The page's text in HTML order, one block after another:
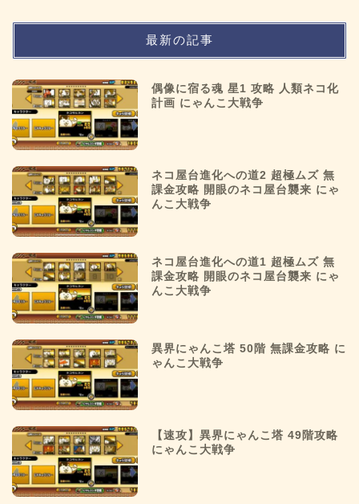
最新の記事
偶像に宿る魂 星1 攻略 人類ネコ化
計画 にゃんこ大戦争
ネコ屋台進化への道2 超極ムズ 無
課金攻略 開眼のネコ屋台襲来 にゃ
んこ大戦争
ネコ屋台進化への道1 超極ムズ 無
課金攻略 開眼のネコ屋台襲来 にゃ
んこ大戦争
異界にゃんこ塔 50階 無課金攻略 に
ゃんこ大戦争
【速攻】異界にゃんこ塔 49階攻略
にゃんこ大戦争